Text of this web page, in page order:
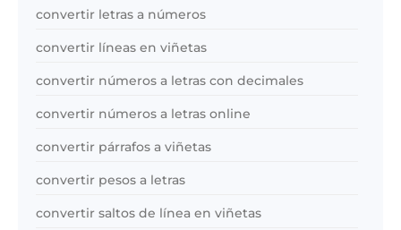
convertir letras a números
convertir líneas en viñetas
convertir números a letras con decimales
convertir números a letras online
convertir párrafos a viñetas
convertir pesos a letras
convertir saltos de línea en viñetas